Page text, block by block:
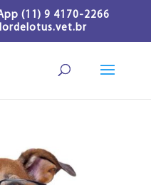
(11) 9 4170-2266